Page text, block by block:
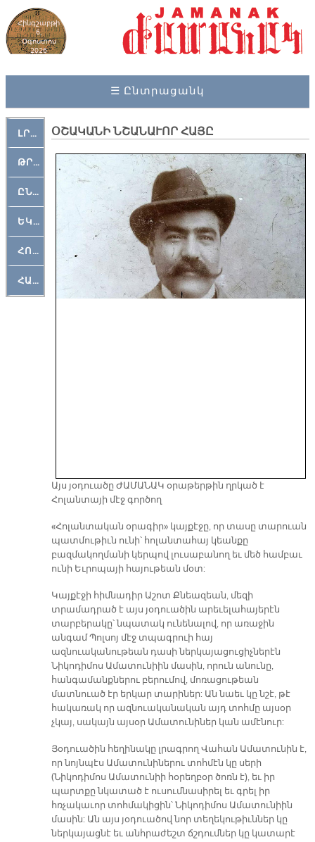
Հինգշաբթի
6,
Օգոստոս
2026
☰ Ընտրացանկ
ԼՐԱՀՈՍ
ԹՐՔԱՀԱՅ ԿԵԱՆՔ
ԸՆԿԵՐԱՄՇԱԿՈՒԹԱՅԻՆ
ԵԿԵՂԵՑԱԿԱՆ
ՀՈԳԵՄՏԱՒՈՐ
ՀԱՐԹԱԿ
ՕՇԱԿԱՆԻ ՆՇԱՆԱՒՈՐ ՀԱՅԸ
Այս յօդուածը ԺԱՄԱՆԱԿ օրաթերթին ղրկած է
Հոլանտայի մէջ գործող
«Հոլանտական օրագիր» կայքէջը, որ տասը տարուան
պատմութիւն ունի՝ հոլանտահայ կեանքը
բազմակողմանի կերպով լուսաբանող եւ մեծ համբաւ
ունի Եւրոպայի հայութեան մօտ:
Կայքէջի հիմնադիր Աշոտ Քնեազեան, մեզի
տրամադրած է այս յօդուածին արեւելահայերէն
տարբերակը՝ նպատակ ունենալով, որ առաջին
անգամ Պոլսոյ մէջ տպագրուի հայ
ազնուականութեան դասի ներկայացուցիչներէն
Նիկոդիմոս Ամատունիին մասին, որուն անունը,
հանգամանքներու բերումով, մոռացութեան
մատնուած էր երկար տարիներ: Ան նաեւ կը նշէ, թէ
հակառակ որ ազնուականական այդ տոհմը այսօր
չկայ, սակայն այսօր Ամատունիներ կան ամէնուր:
Յօդուածին հեղինակը լրագրող Վահան Ամատունին է,
որ նոյնպէս Ամատունիներու տոհմէն կը սերի
(Նիկոդիմոս Ամատունիի հօրեղբօր ծոռն է), եւ իր
պարտքը նկատած է ուսումնասիրել եւ գրել իր
հռչակաւոր տոհմակիցին՝ Նիկոդիմոս Ամատունիին
մասին: Ան այս յօդուածով նոր տեղեկութիւններ կը
ներկայացնէ եւ անհրաժեշտ ճշդումներ կը կատարէ